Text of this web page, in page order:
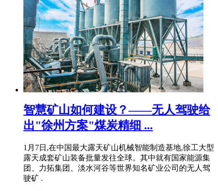
智慧矿山如何建设？——无人驾驶给
出"徐州方案"煤炭精细 ...
1月7日,在中国最大露天矿山机械智能制造基地,徐工大型
露天成套矿山装备批量发往全球。其中就有国家能源集
团、力拓集团、淡水河谷等世界知名矿业公司的无人驾
驶矿 .